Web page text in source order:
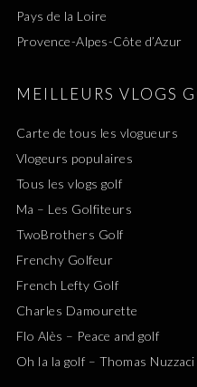
Pays de la Loire
Provence-Alpes-Côte d’Azur
MEILLEURS VLOGS
Carte de tous les vlogueurs
Vlogeurs populaires
Tous les vlogs golf
Ma – Les Golfiteurs
TwoBrothers Golf
Frenchy Golfeur
French Lefty Golf
Charles Damourette
Flo Alès – Peace and golf
Oh la la golf – Thomas Nuzzaci